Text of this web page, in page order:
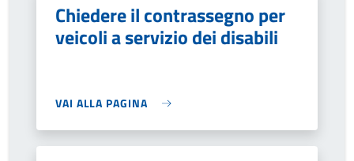
Chiedere il contrassegno per
veicoli a servizio dei disabili
VAI ALLA PAGINA